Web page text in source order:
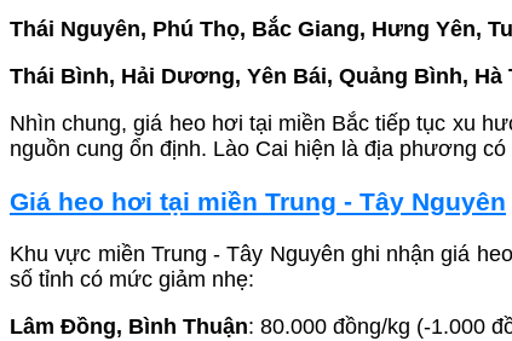
Thái Nguyên, Phú Thọ, Bắc Giang, Hưng Yên,
Thái Bình, Hải Dương, Yên Bái, Quảng Bình, Hà
Nhìn chung, giá heo hơi tại miền Bắc tiếp tục xu
nguồn cung ổn định. Lào Cai hiện là địa phương
Giá heo hơi tại miền Trung - Tây Nguyên
Khu vực miền Trung - Tây Nguyên ghi nhận giá
số tỉnh có mức giảm nhẹ:
Lâm Đồng, Bình Thuận: 80.000 đồng/kg (-1.000